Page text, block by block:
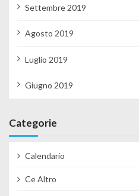
Settembre 2019
Agosto 2019
Luglio 2019
Giugno 2019
Categorie
Calendario
Ce Altro